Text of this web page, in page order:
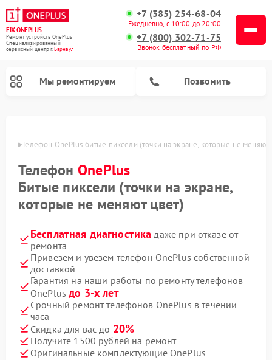
FIX-ONEPLUS
Ремонт устройств OnePlus
Специализированный
cервисный центр г.Барнаул
+7 (385) 254-68-04
Ежедневно, с 10:00 до 20:00
+7 (800) 302-71-75
Звонок бесплатный по РФ
Мы ремонтируем Позвонить
Телефон OnePlus битые пиксели (точки на экране, которые не меняют
Телефон OnePlus
Битые пиксели (точки на экране,
которые не меняют цвет)
Бесплатная диагностика даже при отказе от
ремонта
Привезем и увезем телефон OnePlus собственной
доставкой
Гарантия на наши работы по ремонту телефонов
OnePlusдо 3-х лет
Срочный ремонт телефонов OnePlus в течении
часа
Скидка для вас до 20%
Получите 1500 рублей на ремонт
Оригинальные комплектующие OnePlus